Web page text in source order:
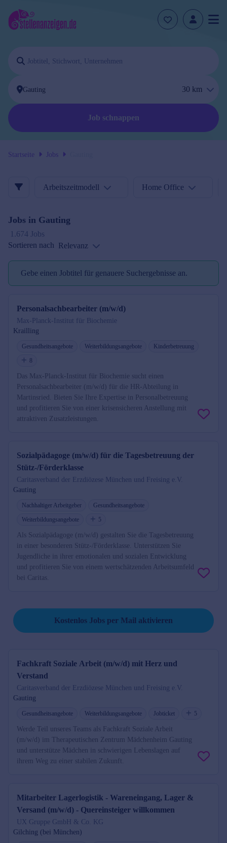
30 km
Job schnappen
Startseite Jobs
Arbeitszeitmodell Home Office
Jobs in Gauting
1.674 Jobs
Sortieren nach Relevanz
Gebe einen Jobtitel für genauere Suchergebnisse an.
Personalsachbearbeiter (m/w/d)
Max-Planck-Institut für Biochemie
Krailling
Gesundheitsangebote Weiterbildungsangebote
Kinderbetreuung
8
Das Max-Planck-Institut für Biochemie sucht einen
Personalsachbearbeiter (m/w/d) für die HR-Abteilung in
Martinsried. Bieten Sie Ihre Expertise in Personalbetreuung
und profitieren Sie von einer krisensicheren Anstellung mit
attraktiven Zusatzleistungen.
Sozialpädagoge (m/w/d) für die Tagesbetreuung der
Stütz-/Förderklasse
Caritasverband der Erzdiözese München und Freising e.V.
Gauting
Nachhaltiger Arbeitgeber
Gesundheitsangebote
Weiterbildungsangebote
5
Als Sozialpädagoge (m/w/d) gestalten Sie die Tagesbetreuung
in einer besonderen Stütz-/Förderklasse. Unterstützen Sie
Jugendliche in ihrer emotionalen und sozialen Entwicklung
und profitieren Sie von einem wertschätzenden Arbeitsumfeld
bei Caritas.
Kostenlos Jobs per Mail aktivieren
Fachkraft Soziale Arbeit (m/w/d) mit Herz und
Verstand
Caritasverband der Erzdiözese München und Freising e.V.
Gauting
Gesundheitsangebote Weiterbildungsangebote Jobticket 5
Werde Teil unseres Teams als Fachkraft Soziale Arbeit
(m/w/d) im Therapeutischen Zentrum Mädchenheim Gauting
und unterstütze Mädchen in schwierigen Lebenslagen auf
ihrem Weg zu einer stabilen Zukunft.
Mitarbeiter Lagerlogistik - Wareneingang, Lager &
Versand (m/w/d) - Quereinsteiger willkommen
UX Gruppe GmbH & Co. KG
Gilching (bei München)